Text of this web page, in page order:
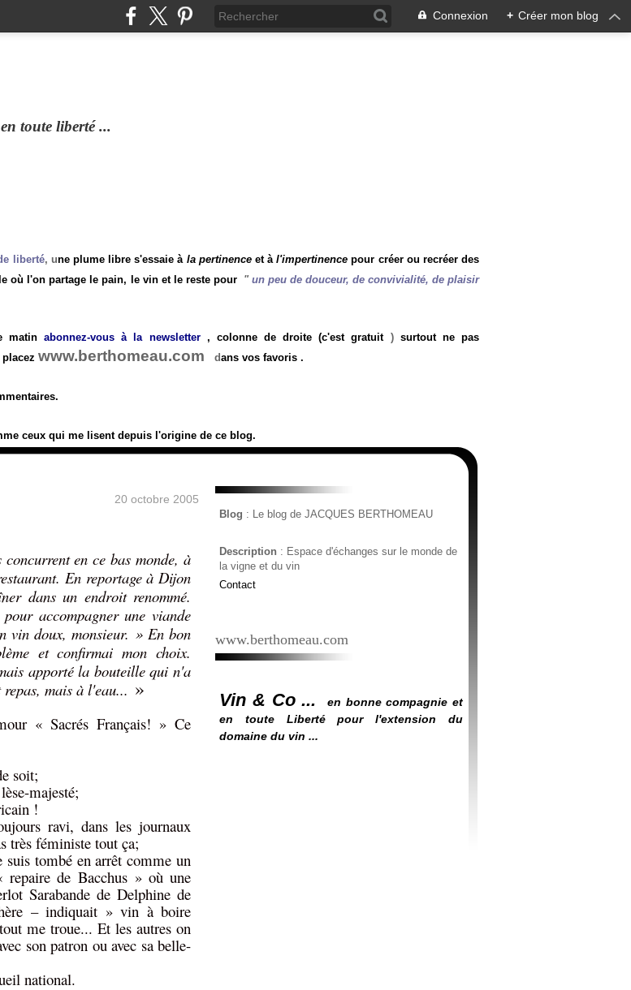
Connexion + Créer mon blog
toute liberté ...
liberté, une plume libre s'essaie à la pertinenceet àl'impertinence pour créer ou recréer des
où l'on partage le pain, le vin et le reste pour "un peu de douceur, de convivialité, de plaisir
matinabonnez-vous à la newsletter, colonne de droite (c'est gratuit) surtout ne pas
www.berthomeau.com dans vos favoris .
ceux qui me lisent depuis l'origine de ce blog.
20 octobre 2005
en ce bas monde, à
En reportage à Dijon
dans un endroit renommé.
accompagner une viande
vin doux, monsieur. » En bon
et confirmai mon choix.
apporté la bouteille qui n'a
mais à l'eau... »
« Sacrés Français! » Ce
soit;
majesté;
!
ravi, dans les journaux
très féministe tout ça;
suis tombé en arrêt comme un
de Bacchus » où une
Sarabande de Delphine de
– indiquait » vin à boire
me troue... Et les autres on
son patron ou avec sa belle-
national.
Blog : Le blog de JACQUES BERTHOMEAU
Description : Espace d'échanges sur le monde de
la vigne et du vin
Contact
www.berthomeau.com
Vin & Co ...
en bonne compagnie et
en toute Liberté pour l'extension du
domaine du vin ...